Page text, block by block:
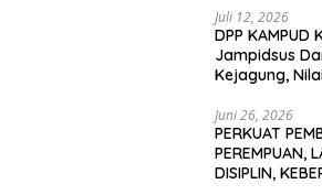
Juli 12, 2026
DPP
Jampidsus
Kejagung,
Juni 26, 2026
PERKUAT
PEREMPUAN,
DISIPLIN,